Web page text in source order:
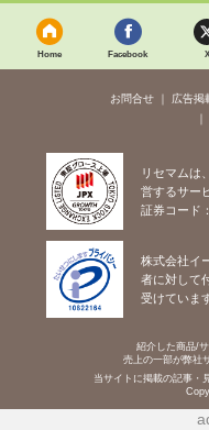
Home Facebook X
お問合せ 広告掲
リセマムは
営するサー
証券コード
株式会社イ
者に対して
受けていま
紹介した商品/
売上の一部が弊社
当サイトに掲載の記事・